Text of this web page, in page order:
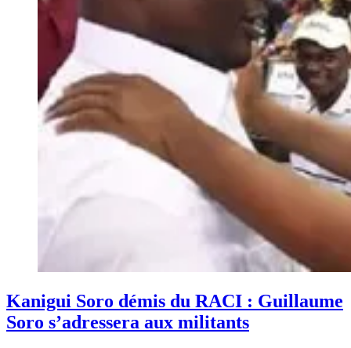
Kanigui Soro démis du RACI : Guillaume
Soro s’adressera aux militants